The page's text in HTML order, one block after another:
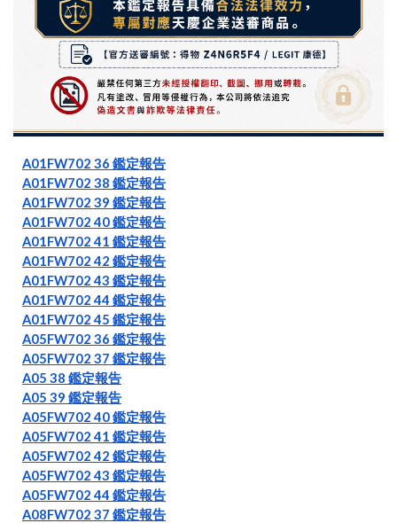
A01FW702 36 鑑定報告
A01FW702 38 鑑定報告
A01FW702 39 鑑定報告
A01FW702 40 鑑定報告
A01FW702 41 鑑定報告
A01FW702 42 鑑定報告
A01FW702 43 鑑定報告
A01FW702 44 鑑定報告
A01FW702 45 鑑定報告
A05FW702 36 鑑定報告
A05FW702 37 鑑定報告
A05 38 鑑定報告
A05 39 鑑定報告
A05FW702 40 鑑定報告
A05FW702 41 鑑定報告
A05FW702 42 鑑定報告
A05FW702 43 鑑定報告
A05FW702 44 鑑定報告
A08FW702 37 鑑定報告